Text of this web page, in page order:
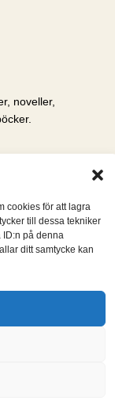
cookies för att lagra
till dessa tekniker
ID:n på denna
ditt samtycke kan
noveller,